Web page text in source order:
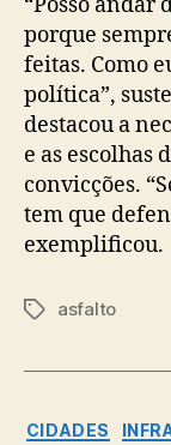
porque
feitas. Como
política”,
destacou a
e as escolhas
convicções.
tem que
exemplificou.
Tagsasfalto
CIDADES